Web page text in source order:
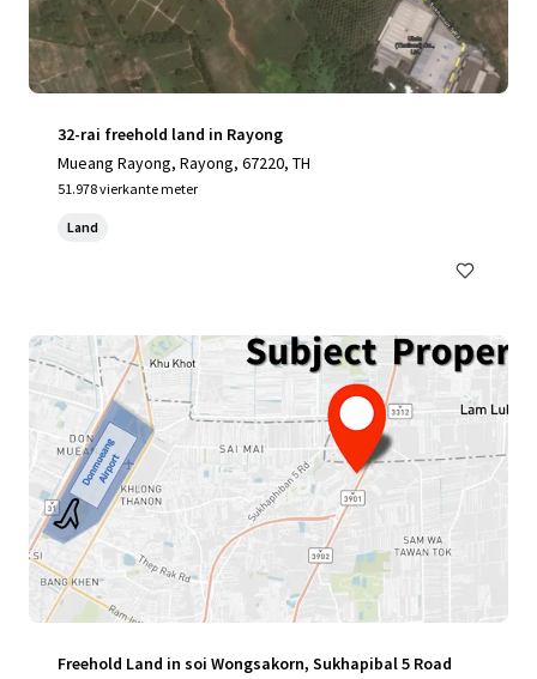
32-rai freehold land in Rayong
Mueang Rayong, Rayong, 67220, TH
51.978 vierkante meter
Land
Freehold Land in soi Wongsakorn, Sukhapibal 5 Road